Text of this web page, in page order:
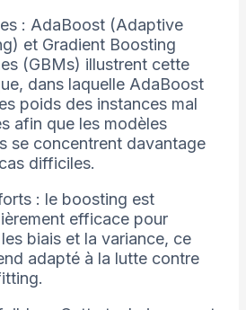
: AdaBoost (Adaptive
et Gradient Boosting
(GBMs) illustrent cette
dans laquelle AdaBoost
poids des instances mal
afin que les modèles
se concentrent davantage
difficiles.
: le boosting est
efficace pour
biais et la variance, ce
adapté à la lutte contre